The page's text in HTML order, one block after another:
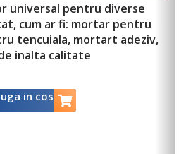
universal pentru diverse
cum ar fi: mortar pentru
tencuiala, mortart adeziv,
inalta calitate
in cos